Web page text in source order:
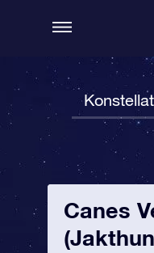
Canes